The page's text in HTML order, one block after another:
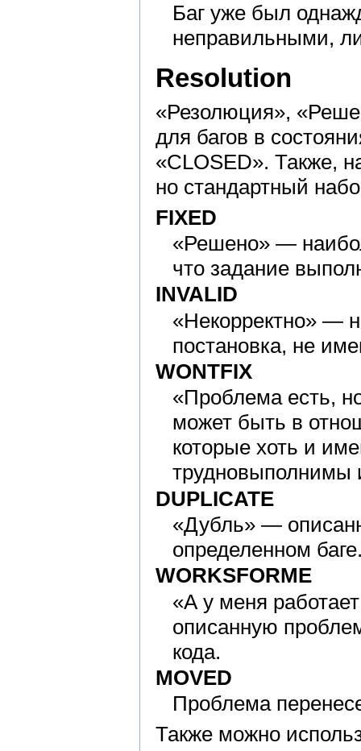
Баг уже был
неправильными,
Resolution
«Резолюция»,
для багов в
«CLOSED». Также,
но стандартный
FIXED
«Решено» —
что задание
INVALID
«Некорректно» —
постановка, не
WONTFIX
«Проблема есть,
может быть в
которые хоть и
трудновыполнимы
DUPLICATE
«Дубль» —
определенном
WORKSFORME
«А у меня
описанную
кода.
MOVED
Проблема
Также можно